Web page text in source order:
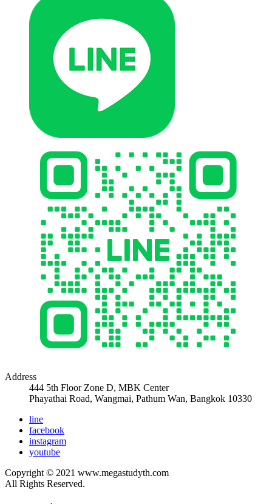
Address
444 5th Floor Zone D, MBK Center
Phayathai Road, Wangmai, Pathum Wan, Bangkok 10330
line
facebook
instagram
youtube
Copyright © 2021 www.megastudyth.com
All Rights Reserved.